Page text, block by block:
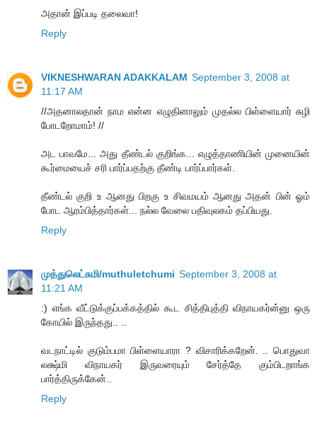
அதான் இப்படி தலைவா!
Reply
VIKNESHWARAN ADAKKALAM September 3, 2008 at
11:17 AM
//அதனாலதான் நாம என்ன எழுதினாலும் முதல்ல பிள்ளையார் சுழி
போடறோமாம்! //
அட பாவமே... அது தீண்டல் குறிங்க... எழுத்தாணியின் முனையின்
கூர்மையைச் சரி பார்ப்பதற்கு தீண்டி பார்ப்பார்கள்.
தீண்டல் குறி உ ஆனது பிறகு உ சிவமயம் ஆனது அதன் பின் ஓம்
போட ஆரம்பித்தார்கள்... நல்ல வேலை பதிவுலகம் தப்பியது.
Reply
முத்துலெட்சுமி/muthuletchumi September 3, 2008 at
11:21 AM
:) எங்க வீட்டுக்குப்பக்கத்தில் கூட சித்திபுத்தி விநாயகர்ன்னு ஒரு
கோயில் இருந்தது.. ..
வடநாட்டில் குடும்பமா பிள்ளையாரா ? விசாரிக்கறேன். .. பொதுவா
லக்ஷ்மி விநாயகர் இருவரையும் சேர்த்தே கும்பிடறாங்க
பார்த்திருக்கேன்..
Reply